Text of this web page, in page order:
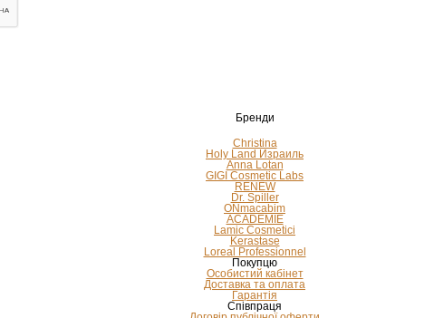
Бренди
Christina
Holy Land Израиль
Anna Lotan
GIGI Cosmetic Labs
RENEW
Dr. Spiller
ONmacabim
ACADEMIE
Lamic Cosmetici
Kerastase
Loreal Professionnel
Покупцю
Особистий кабінет
Доставка та оплата
Гарантія
Співпраця